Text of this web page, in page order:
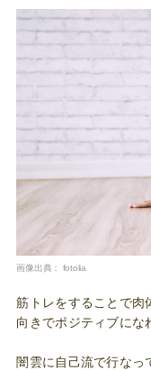
画像出典： fotolia
筋トレをすることで肉
向きでポジティブにな
闇雲に自己流で行なっ